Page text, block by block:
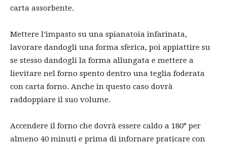
carta assorbente.
Mettere l’impasto su una spianatoia infarinata,
lavorare dandogli una forma sferica, poi appiattire su
se stesso dandogli la forma allungata e mettere a
lievitare nel forno spento dentro una teglia foderata
con carta forno. Anche in questo caso dovrà
raddoppiare il suo volume.
Accendere il forno che dovrà essere caldo a 180° per
almeno 40 minuti e prima di infornare praticare con